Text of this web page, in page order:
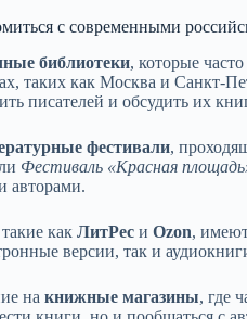
с современными
библиотеки, которые
таких как Москва и Санкт-
писателей и обсудить их
фестивали,
Фестиваль «Красная
авторами.
как ЛитРес и Ozon,
версии, так и
на книжные магазины, где